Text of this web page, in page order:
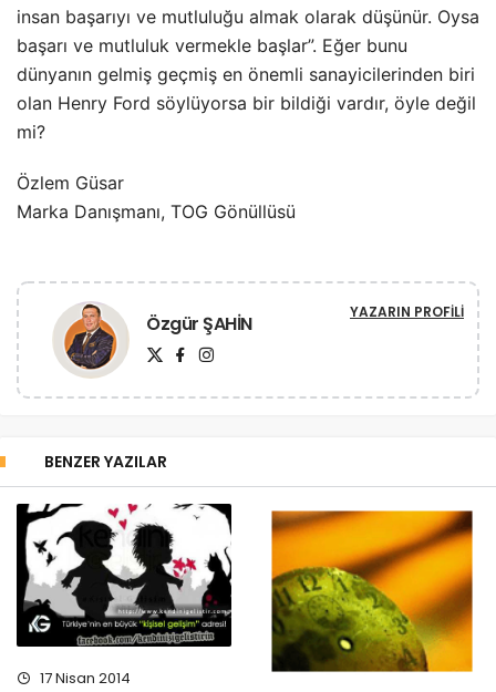
insan başarıyı ve mutluluğu almak olarak düşünür. Oysa
başarı ve mutluluk vermekle başlar”. Eğer bunu
dünyanın gelmiş geçmiş en önemli sanayicilerinden biri
olan Henry Ford söylüyorsa bir bildiği vardır, öyle değil
mi?
Özlem Güsar
Marka Danışmanı, TOG Gönüllüsü
Özgür ŞAHİN YAZARIN PROFILI
BENZER YAZILAR
17 Nisan 2014